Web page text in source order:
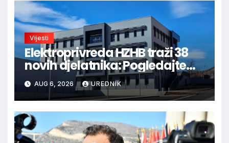
Vijesti
Elektroprivreda HZHB traži 38
novih djelatnika: Pogledajte
otvorena radna mjesta po
gradovima
AUG 6, 2026 UREDNIK